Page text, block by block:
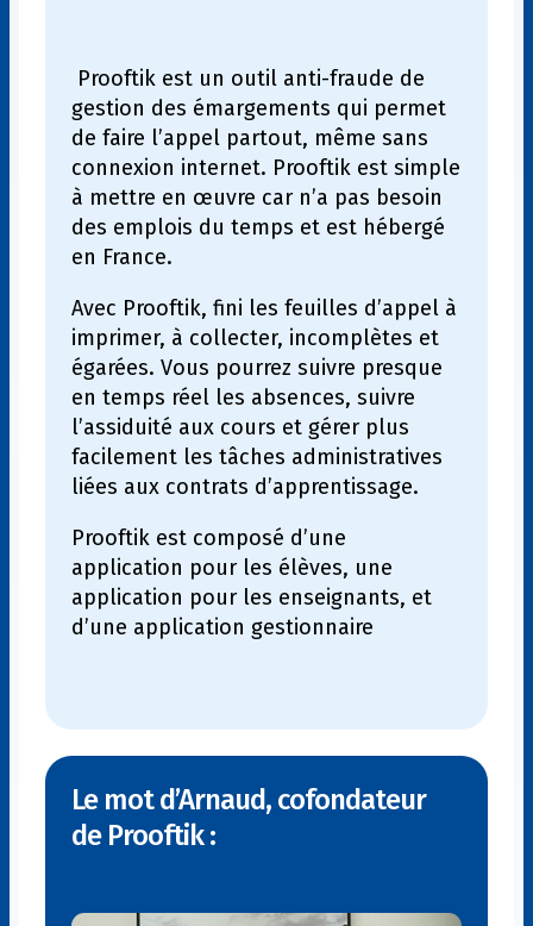
Prooftik est un outil anti-fraude de
gestion des émargements qui permet
de faire l’appel partout, même sans
connexion internet. Prooftik est simple
à mettre en œuvre car n’a pas besoin
des emplois du temps et est hébergé
en France.
Avec Prooftik, fini les feuilles d’appel à
imprimer, à collecter, incomplètes et
égarées. Vous pourrez suivre presque
en temps réel les absences, suivre
l’assiduité aux cours et gérer plus
facilement les tâches administratives
liées aux contrats d’apprentissage.
Prooftik est composé d’une
application pour les élèves, une
application pour les enseignants, et
d’une application gestionnaire
Le mot d’Arnaud, cofondateur
de Prooftik :